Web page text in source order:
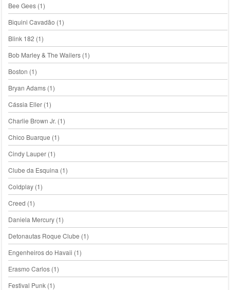
Bee Gees(1)
Biquini Cavadão (1)
Blink 182 (1)
Bob Marley & The Wailers(1)
Boston (1)
Bryan Adams(1)
Cássia Eller(1)
Charlie Brown Jr. (1)
Chico Buarque (1)
Cindy Lauper(1)
Clube da Esquina (1)
Coldplay(1)
Creed (1)
Daniela Mercury(1)
Detonautas Roque Clube (1)
Engenheiros do Havaii (1)
Erasmo Carlos(1)
Festival Punk(1)